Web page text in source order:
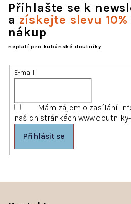
Přihlašte se k
a získejte slevu 10%
nákup
neplatí pro kubánské doutníky
E-mail
Mám zájem o zasílání
našich stránkách
Přihlásit se